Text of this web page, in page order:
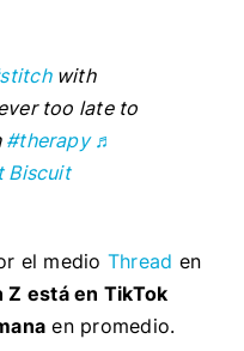
with
too late to
#therapy ♬
Biscuit
el medio Thread en
Z está en TikTok
en promedio.